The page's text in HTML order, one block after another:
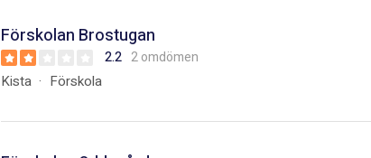
Förskolan Brostugan
2.2 2 omdömen
Kista Förskola